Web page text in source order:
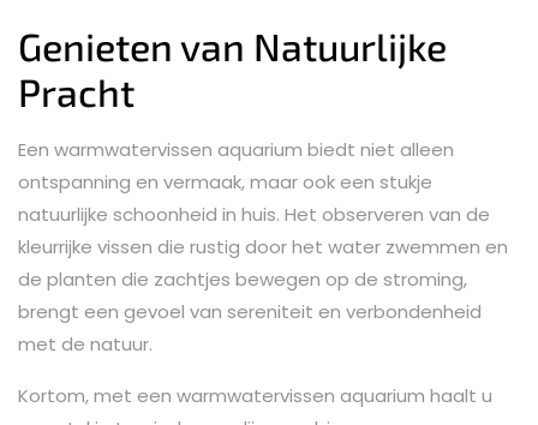
Genieten van Natuurlijke
Pracht
Een warmwatervissen aquarium biedt niet alleen
ontspanning en vermaak, maar ook een stukje
natuurlijke schoonheid in huis. Het observeren van de
kleurrijke vissen die rustig door het water zwemmen en
de planten die zachtjes bewegen op de stroming,
brengt een gevoel van sereniteit en verbondenheid
met de natuur.
Kortom, met een warmwatervissen aquarium haalt u